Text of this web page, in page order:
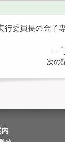
行委員長の金
←「
次の